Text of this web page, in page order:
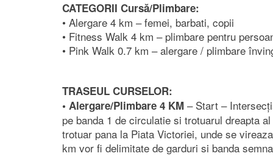
CATEGORII Cursă/Plimbare:
• Alergare 4 km – femei, barbati, copii
• Fitness Walk 4 km – plimbare pentru
• Pink Walk 0.7 km – alergare / plimbare
TRASEUL CURSELOR:
• Alergare/Plimbare 4 KM – Start –
pe banda 1 de circulatie si trotuarul dreapta
trotuar pana la Piata Victoriei, unde se
km vor fi delimitate de garduri si banda